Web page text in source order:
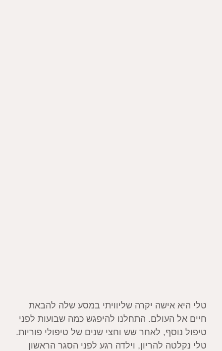
טלי היא אישה יקרה שליוויתי במסע שלה להבאת
חיים אל העולם. התחלנו להיפגש כמה שבועות לפני
טיפול נוסף, לאחר שש וחצי שנים של טיפולי פוריות.
טלי נקלטה להריון, וילדה רגע לפני הסגר הראשון